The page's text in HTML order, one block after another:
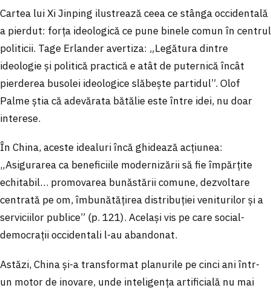
Cartea lui Xi Jinping ilustrează ceea ce stânga occidentală
a pierdut: forța ideologică ce pune binele comun în centrul
politicii. Tage Erlander avertiza: „Legătura dintre
ideologie și politică practică e atât de puternică încât
pierderea busolei ideologice slăbește partidul”. Olof
Palme știa că adevărata bătălie este între idei, nu doar
interese.
În China, aceste idealuri încă ghidează acțiunea:
„Asigurarea ca beneficiile modernizării să fie împărțite
echitabil… promovarea bunăstării comune, dezvoltare
centrată pe om, îmbunătățirea distribuției veniturilor și a
serviciilor publice” (p. 121). Același vis pe care social-
democrații occidentali l-au abandonat.
Astăzi, China și-a transformat planurile pe cinci ani într-
un motor de inovare, unde inteligența artificială nu mai